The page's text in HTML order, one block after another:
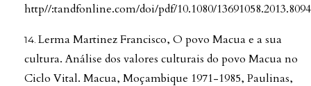
http//:tandfonline.com/doi/pdf/10.1080/
Lerma Martinez Francisco, O povo Macua e a sua
cultura. Análise dos valores culturais do povo Macua no
Ciclo Vital. Macua, Moçambique 1971-1985, Paulinas,